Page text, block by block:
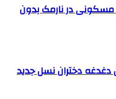
مسکونی در نارمک بدون
دغدغه دختران نسل جدید